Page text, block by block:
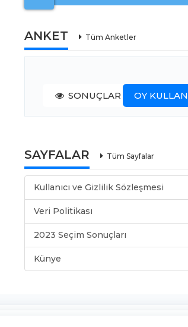
ANKET Tüm Anketler
SONUÇLAR OY KULLAN
SAYFALAR Tüm Sayfalar
Kullanıcı ve Gizlilik Sözleşmesi
Veri Politikası
2023 Seçim Sonuçları
Künye